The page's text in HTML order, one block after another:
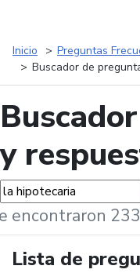
Inicio
Preguntas
Buscador de
y
encontraron
Lista de